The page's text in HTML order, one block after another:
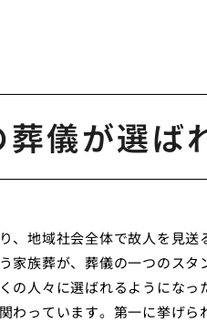
儀が選ば
、地域社会全体で故人を見送
家族葬が、葬儀の一つのスタ
の人々に選ばれるようになっ
わっています。第一に挙げら